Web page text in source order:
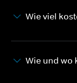
Wie viel
Wie und wo